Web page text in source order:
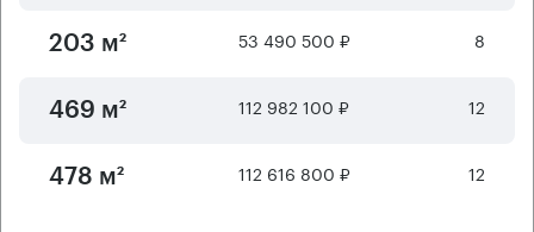
203 м² 53 490 500 ₽ 8
469 м² 112 982 100 ₽ 12
478 м² 112 616 800 ₽ 12